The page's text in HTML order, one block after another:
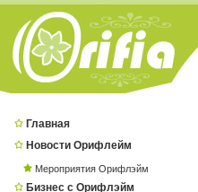
Главная
Новости Орифлейм
Мероприятия Орифлэйм
Бизнес с Орифлэйм